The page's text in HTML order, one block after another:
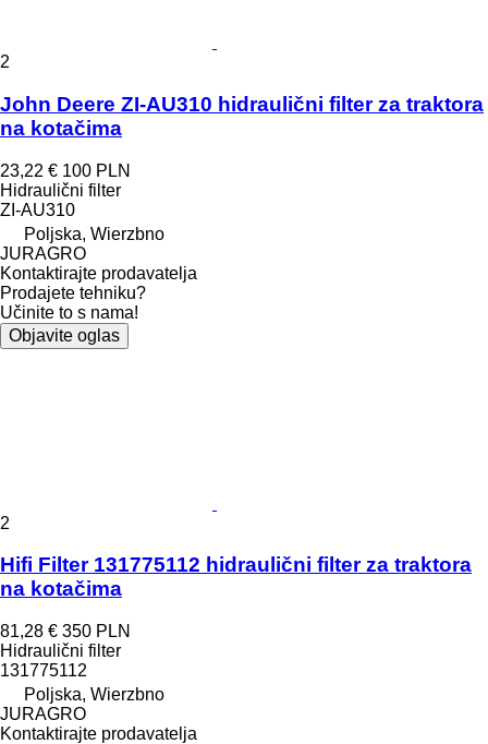
2
John Deere ZI-AU310 hidraulični filter za traktora
na kotačima
23,22 € 100 PLN
Hidraulični filter
ZI-AU310
Poljska, Wierzbno
JURAGRO
Kontaktirajte prodavatelja
Prodajete tehniku?
Učinite to s nama!
Objavite oglas
2
Hifi Filter 131775112 hidraulični filter za traktora
na kotačima
81,28 € 350 PLN
Hidraulični filter
131775112
Poljska, Wierzbno
JURAGRO
Kontaktirajte prodavatelja